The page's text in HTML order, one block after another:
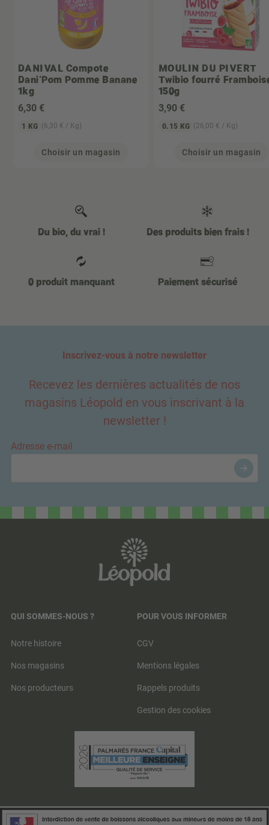
DANIVAL Compote
Dani'Pom Pomme Banane
1kg
6,30 €
1 KG (6,30 € / Kg)
Choisir un magasin
MOULIN DU PIVERT
Twibio fourré
150g
3,90 €
0.15 KG (26,00 € / Kg)
Choisir un magasin
Du bio, du vrai ! Des produits bien frais !
0 produit manquant Paiement sécurisé
Inscrivez-vous à notre newsletter
Recevez les dernières actualités de nos
magasins Léopold en vous inscrivant à la
newsletter !
Adresse e-mail
QUI SOMMES-NOUS ?
Notre histoire
Nos magasins
Nos producteurs
POUR VOUS INFORMER
CGV
Mentions légales
Rappels produits
Gestion des cookies